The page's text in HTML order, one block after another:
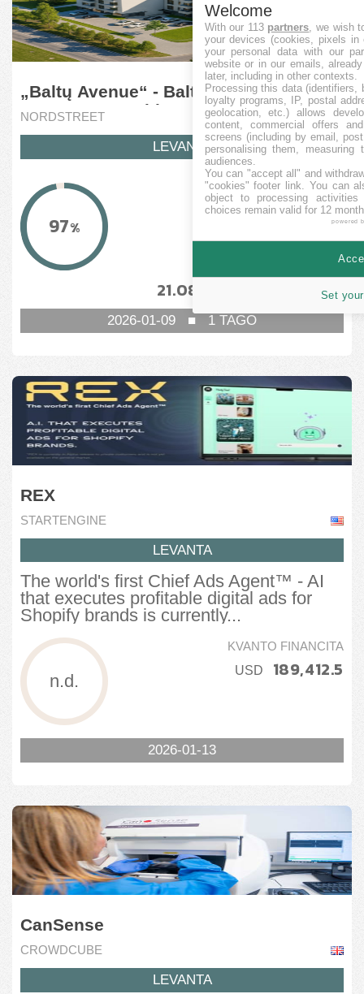
„Baltų Avenue“ - Baltų av. 87B and
87C, Kaunas, Lithuania (8 stage)
NORDSTREET
LEVANTA
97%
KVANTO FINANCITA
EUR 29,244
MINIMUMA OBJEKTIVO
103,400
11%
21.08
2026-01-09 ■ 1 TAGO
REX
STARTENGINE
LEVANTA
The world's first Chief Ads Agent™ - AI
that executes profitable digital ads for
Shopify brands is currently...
n.d.
KVANTO FINANCITA
USD 189,412.5
2026-01-13
CanSense
CROWDCUBE
LEVANTA
Welcome
With our 113 partners , we wish
your devices (cookies, pixels
your personal data with our
website or in our emails,
later, including in other contexts.
Processing this data (identifiers,
loyalty programs, IP, postal
geolocation, etc.) allows
content, commercial offers
screens (including by email,
personalising them, measuring
audiences.
You can "accept all" and
"cookies" footer link . You can
object to processing
choices remain valid for 12
powered
Set